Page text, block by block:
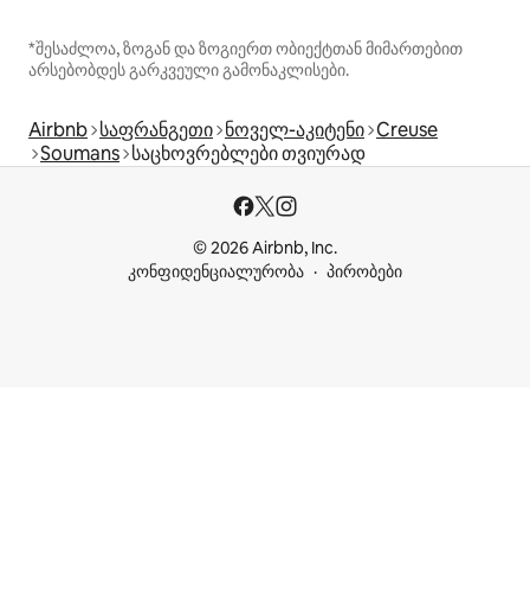
*შესაძლოა, ზოგან და ზოგიერთ ობიექტთან მიმართებით
არსებობდეს გარკვეული გამონაკლისები.
Airbnb საფრანგეთი ნოველ-აკიტენი Creuse
Soumans საცხოვრებლები თვიურად
© 2026 Airbnb, Inc.
კონფიდენციალურობა
პირობები